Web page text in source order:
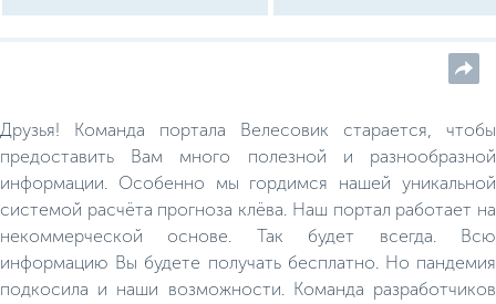
Друзья! Команда портала Велесовик старается, чтобы
предоставить Вам много полезной и разнообразной
информации. Особенно мы гордимся нашей уникальной
системой расчёта прогноза клёва. Наш портал работает на
некоммерческой основе. Так будет всегда. Всю
информацию Вы будете получать бесплатно. Но пандемия
подкосила и наши возможности. Команда разработчиков